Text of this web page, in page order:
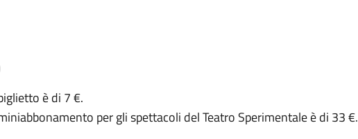
è di 7 €.
per gli spettacoli del Teatro Sperimentale è di 33 €.